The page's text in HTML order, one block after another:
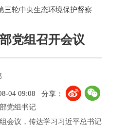
三轮中央生态环境保护督察
党组召开会议
04 09:08
分享：
党组书记
会议，传达学习习近平总书记